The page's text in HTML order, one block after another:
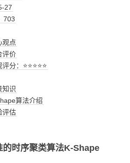
27
703
观点
评价
分：⭐⭐⭐⭐⭐
知识
算法介绍
评估
的时序聚类算法K-Shape